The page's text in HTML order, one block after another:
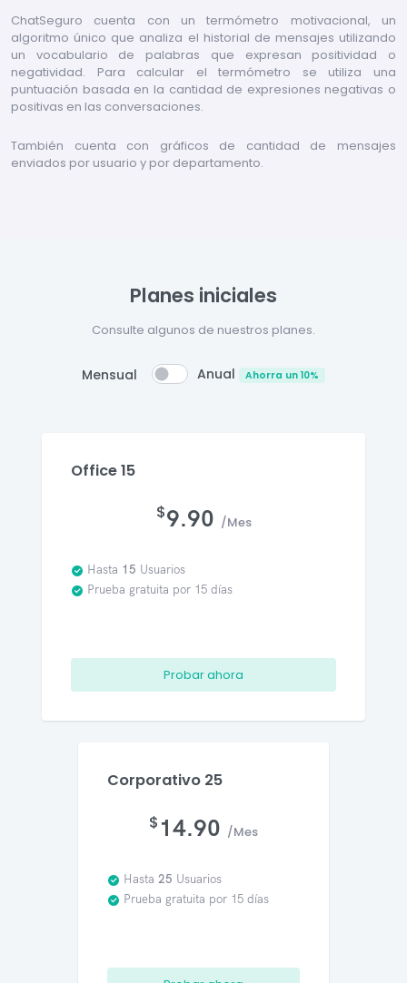
ChatSeguro cuenta con un termómetro motivacional, un
algoritmo único que analiza el historial de mensajes utilizando
un vocabulario de palabras que expresan positividad o
negatividad. Para calcular el termómetro se utiliza una
puntuación basada en la cantidad de expresiones negativas o
positivas en las conversaciones.
También cuenta con gráficos de cantidad de mensajes
enviados por usuario y por departamento.
Planes iniciales
Consulte algunos de nuestros planes.
Mensual Anual Ahorra un 10%
Office 15
$9.90 /Mes
Hasta 15 Usuarios
Prueba gratuita por 15 días
Probar ahora
Corporativo 25
$ 14.90 /Mes
Hasta 25 Usuarios
Prueba gratuita por 15 días